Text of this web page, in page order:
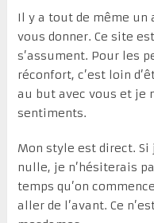
Il y a tout de même un
vous donner. Ce site
s’assument. Pour les
réconfort, c’est loin
au but avec vous et je
sentiments.
Mon style est direct. Si
nulle, je n’hésiterais
temps qu’on
aller de l’avant. Ce